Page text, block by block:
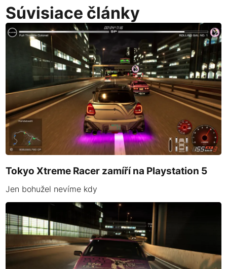
Súvisiace články
Tokyo Xtreme Racer zamíří na Playstation 5
Jen bohužel nevíme kdy